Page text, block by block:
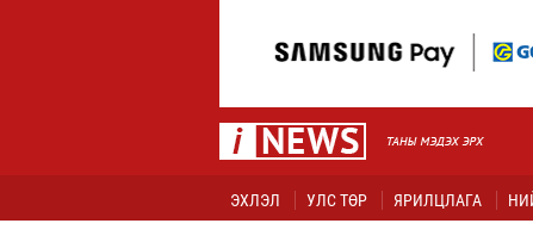
ЭХЛЭЛ УЛС ТӨР ЯРИЛЦЛАГА